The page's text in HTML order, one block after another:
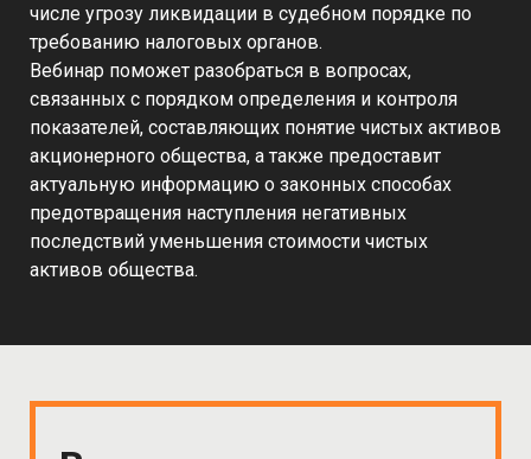
числе угрозу ликвидации в судебном порядке по
требованию налоговых органов.
Вебинар поможет разобраться в вопросах,
связанных с порядком определения и контроля
показателей, составляющих понятие чистых активов
акционерного общества, а также предоставит
актуальную информацию о законных способах
предотвращения наступления негативных
последствий уменьшения стоимости чистых
активов общества.